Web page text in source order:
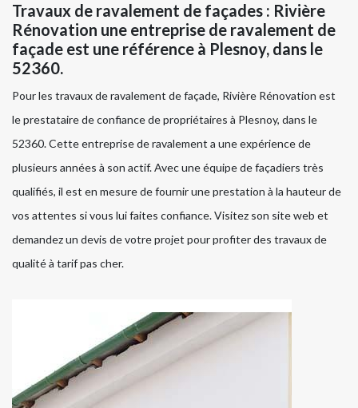
Travaux de ravalement de façades : Rivière
Rénovation une entreprise de ravalement de
façade est une référence à Plesnoy, dans le
52360.
Pour les travaux de ravalement de façade, Rivière Rénovation est
le prestataire de confiance de propriétaires à Plesnoy, dans le
52360. Cette entreprise de ravalement a une expérience de
plusieurs années à son actif. Avec une équipe de façadiers très
qualifiés, il est en mesure de fournir une prestation à la hauteur de
vos attentes si vous lui faites confiance. Visitez son site web et
demandez un devis de votre projet pour profiter des travaux de
qualité à tarif pas cher.